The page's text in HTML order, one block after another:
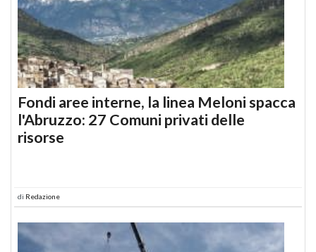
Fondi aree interne, la linea Meloni spacca
l'Abruzzo: 27 Comuni privati delle
risorse
di Redazione